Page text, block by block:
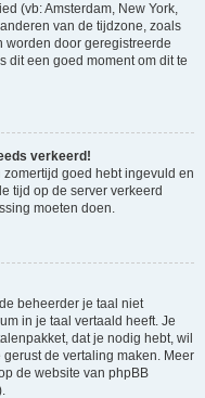
(vb: Amsterdam, New York,
van de tijdzone, zoals
door geregistreerde
dit een goed moment om dit te
verkeerd!
goed hebt ingevuld en
tijd op de server verkeerd
moeten doen.
beheerder je taal niet
in je taal vertaald heeft. Je
dat je nodig hebt, wil
de vertaling maken. Meer
de website van phpBB